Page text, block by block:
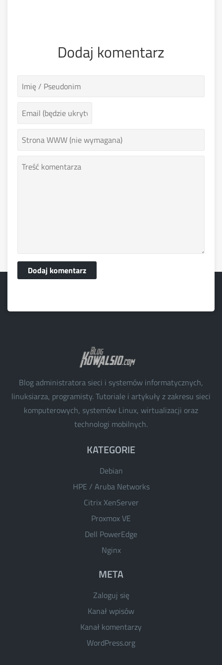
Dodaj komentarz
Dodaj komentarz
Blog administratora sieci i systemów informatycznych,
linuksiarza, programisty. Tutoriale i artykuły z zakresu sieci
komputerowych, systemów Linux, wirtualizacji oraz
technologi mobilnych.
KATEGORIE
Debian
HPE / Aruba Networks
Citrix XenServer
Proxmox VE
Dell PowerEdge
Nginx
META
Zaloguj się
Kanał wpisów
Kanał komentarzy
WordPress.org